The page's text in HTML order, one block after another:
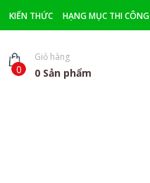
KIẾN THỨC HẠNG MỤC THI CÔNG
0
Giỏ hàng
0 Sản phẩm